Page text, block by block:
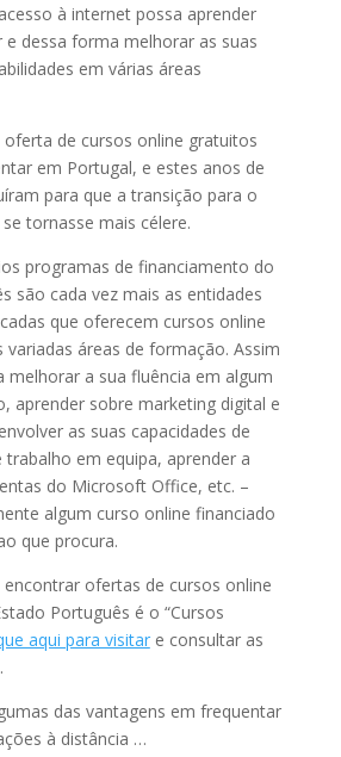
à internet possa aprender
e dessa forma melhorar as suas
em várias áreas
de cursos online gratuitos
em Portugal, e estes anos de
para que a transição para o
tornasse mais célere.
programas de financiamento do
são cada vez mais as entidades
que oferecem cursos online
variadas áreas de formação. Assim
melhorar a sua fluência em algum
aprender sobre marketing digital e
as suas capacidades de
trabalho em equipa, aprender a
do Microsoft Office, etc. –
algum curso online financiado
que procura.
ofertas de cursos online
Português é o “Cursos
aqui para visitare consultar as
das vantagens em frequentar
à distância …